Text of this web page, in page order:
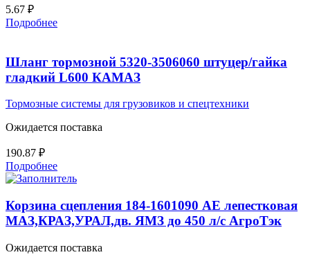
5.67 ₽
Подробнее
Шланг тормозной 5320-3506060 штуцер/гайка
гладкий L600 КАМАЗ
Тормозные системы для грузовиков и спецтехники
Ожидается поставка
190.87 ₽
Подробнее
Корзина сцепления 184-1601090 АЕ лепестковая
МАЗ,КРАЗ,УРАЛ,дв. ЯМЗ до 450 л/с АгроТэк
Ожидается поставка